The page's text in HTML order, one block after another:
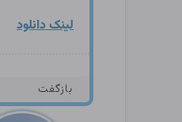
لینک دانلود
بازگفت